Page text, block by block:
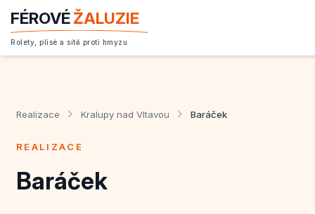
FÉROVÉŽALUZIE
Rolety, plisé a sítě proti hmyzu
Realizace Kralupy nad Vltavou Baráček
REALIZACE
Baráček